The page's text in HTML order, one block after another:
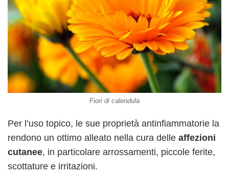
Fiori di calendula
Per l’uso topico, le sue proprietà antinfiammatorie la
rendono un ottimo alleato nella cura delle affezioni
cutanee, in particolare arrossamenti, piccole ferite,
scottature e irritazioni.